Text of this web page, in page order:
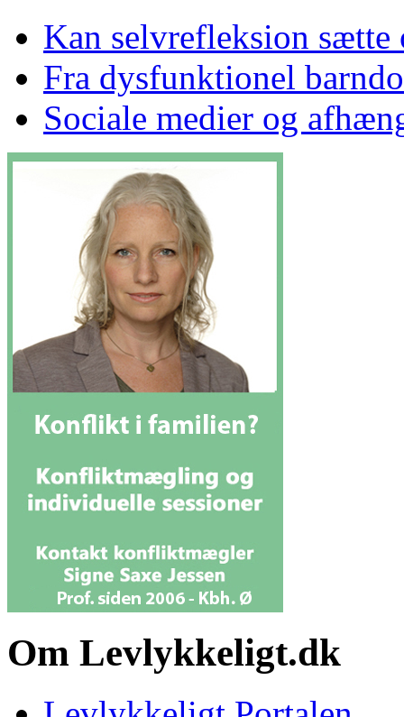
Kan selvrefleksion sætte
Fra dysfunktionel
Sociale medier og
Om Levlykkeligt.dk